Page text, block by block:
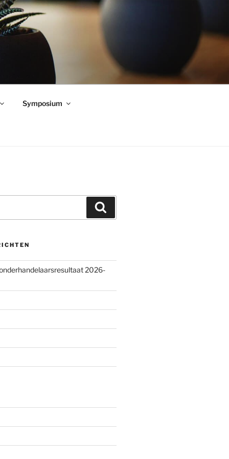
Symposium
2026-